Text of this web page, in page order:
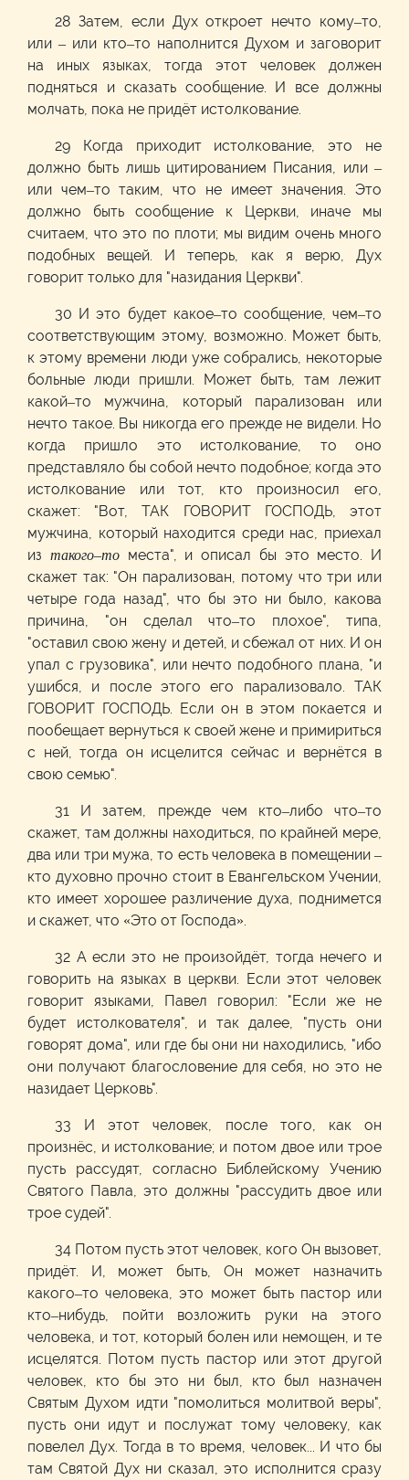
28 Затем, если Дух откроет нечто кому–то,
или – или кто–то наполнится Духом и заговорит
на иных языках, тогда этот человек должен
подняться и сказать сообщение. И все должны
молчать, пока не придёт истолкование.
29 Когда приходит истолкование, это не
должно быть лишь цитированием Писания, или –
или чем–то таким, что не имеет значения. Это
должно быть сообщение к Церкви, иначе мы
считаем, что это по плоти; мы видим очень много
подобных вещей. И теперь, как я верю, Дух
говорит только для "назидания Церкви".
30 И это будет какое–то сообщение, чем–то
соответствующим этому, возможно. Может быть,
к этому времени люди уже собрались, некоторые
больные люди пришли. Может быть, там лежит
какой–то мужчина, который парализован или
нечто такое. Вы никогда его прежде не видели. Но
когда пришло это истолкование, то оно
представляло бы собой нечто подобное; когда это
истолкование или тот, кто произносил его,
скажет: "Вот, ТАК ГОВОРИТ ГОСПОДЬ, этот
мужчина, который находится среди нас, приехал
из такого–то места", и описал бы это место. И
скажет так: "Он парализован, потому что три или
четыре года назад", что бы это ни было, какова
причина, "он сделал что–то плохое", типа,
"оставил свою жену и детей, и сбежал от них. И он
упал с грузовика", или нечто подобного плана, "и
ушибся, и после этого его парализовало. ТАК
ГОВОРИТ ГОСПОДЬ. Если он в этом покается и
пообещает вернуться к своей жене и примириться
с ней, тогда он исцелится сейчас и вернётся в
свою семью".
31 И затем, прежде чем кто–либо что–то
скажет, там должны находиться, по крайней мере,
два или три мужа, то есть человека в помещении –
кто духовно прочно стоит в Евангельском Учении,
кто имеет хорошее различение духа, поднимется
и скажет, что «Это от Господа».
32 А если это не произойдёт, тогда нечего и
говорить на языках в церкви. Если этот человек
говорит языками, Павел говорил: "Если же не
будет истолкователя", и так далее, "пусть они
говорят дома", или где бы они ни находились, "ибо
они получают благословение для себя, но это не
назидает Церковь".
33 И этот человек, после того, как он
произнёс, и истолкование; и потом двое или трое
пусть рассудят, согласно Библейскому Учению
Святого Павла, это должны "рассудить двое или
трое судей".
34 Потом пусть этот человек, кого Он вызовет,
придёт. И, может быть, Он может назначить
какого–то человека, это может быть пастор или
кто–нибудь, пойти возложить руки на этого
человека, и тот, который болен или немощен, и те
исцелятся. Потом пусть пастор или этот другой
человек, кто бы это ни был, кто был назначен
Святым Духом идти "помолиться молитвой веры",
пусть они идут и послужат тому человеку, как
повелел Дух. Тогда в то время, человек... И что бы
там Святой Дух ни сказал, это исполнится сразу